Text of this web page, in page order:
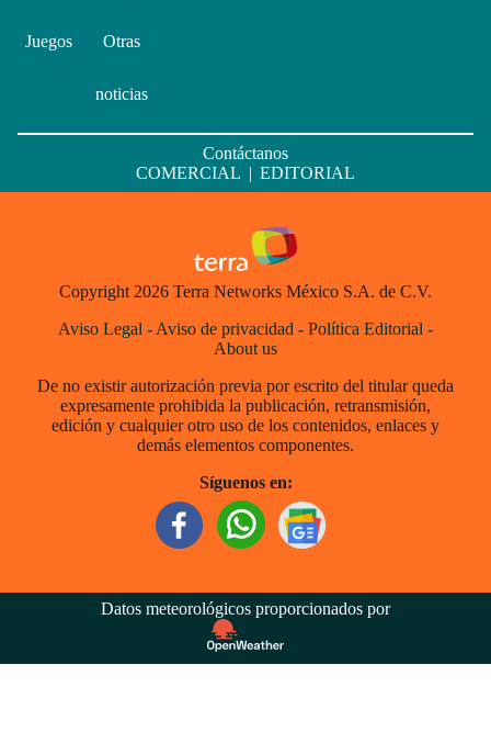
Juegos Otras
noticias
Contáctanos
COMERCIAL | EDITORIAL
Copyright 2026 Terra Networks México S.A. de C.V.
Aviso Legal - Aviso de privacidad - Política Editorial -
About us
De no existir autorización previa por escrito del titular queda
expresamente prohibida la publicación, retransmisión,
edición y cualquier otro uso de los contenidos, enlaces y
demás elementos componentes.
Síguenos en:
Datos meteorológicos proporcionados por